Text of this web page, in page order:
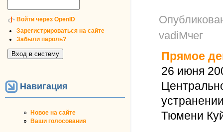
Войти через OpenID
Зарегистрироваться на сайте
Забыли пароль?
Навигация
Новое на сайте
Ваши голосования
vadiMчег
Прямое
26 июня
Тюмени